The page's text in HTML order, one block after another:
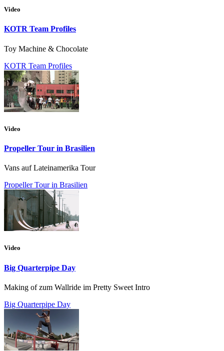
Video
KOTR Team Profiles
Toy Machine & Chocolate
KOTR Team Profiles
Video
Propeller Tour in Brasilien
Vans auf Lateinamerika Tour
Propeller Tour in Brasilien
Video
Big Quarterpipe Day
Making of zum Wallride im Pretty Sweet Intro
Big Quarterpipe Day